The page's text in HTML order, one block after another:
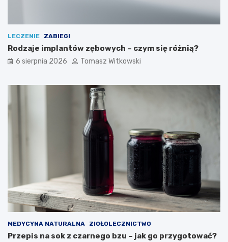
LECZENIE ZABIEGI
Rodzaje implantów zębowych – czym się różnią?
6 sierpnia 2026 Tomasz Witkowski
MEDYCYNA NATURALNA ZIOŁOLECZNICTWO
Przepis na sok z czarnego bzu – jak go przygotować?